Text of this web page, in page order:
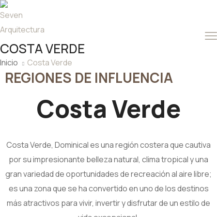
COSTA VERDE
Inicio Costa Verde
REGIONES DE INFLUENCIA
Costa Verde
Costa Verde, Dominical es una región costera que cautiva
por su impresionante belleza natural, clima tropical y una
gran variedad de oportunidades de recreación al aire libre;
es una zona que se ha convertido en uno de los destinos
más atractivos para vivir, invertir y disfrutar de un estilo de